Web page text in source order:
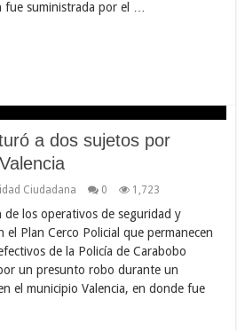
suministrada por el …
a dos sujetos por
Ciudadana 0 1,723
de los operativos de seguridad y
el Plan Cerco Policial que permanecen
de la Policía de Carabobo
un presunto robo durante un
el municipio Valencia, en donde fue